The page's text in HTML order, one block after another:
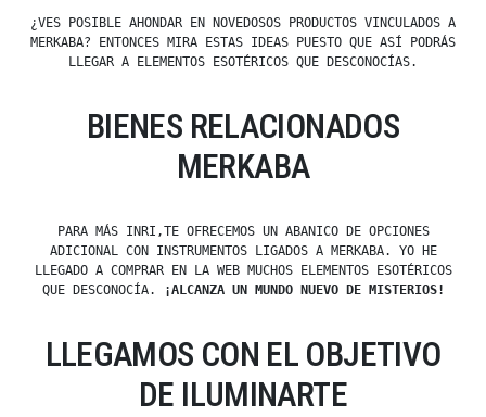
¿VES POSIBLE AHONDAR EN NOVEDOSOS PRODUCTOS VINCULADOS A
MERKABA? ENTONCES MIRA ESTAS IDEAS PUESTO QUE ASÍ PODRÁS
LLEGAR A ELEMENTOS ESOTÉRICOS QUE DESCONOCÍAS.
BIENES RELACIONADOS
MERKABA
PARA MÁS INRI,TE OFRECEMOS UN ABANICO DE OPCIONES
ADICIONAL CON INSTRUMENTOS LIGADOS A MERKABA. YO HE
LLEGADO A COMPRAR EN LA WEB MUCHOS ELEMENTOS ESOTÉRICOS
QUE DESCONOCÍA.
¡ALCANZA UN MUNDO NUEVO DE MISTERIOS!
LLEGAMOS CON EL OBJETIVO
DE ILUMINARTE